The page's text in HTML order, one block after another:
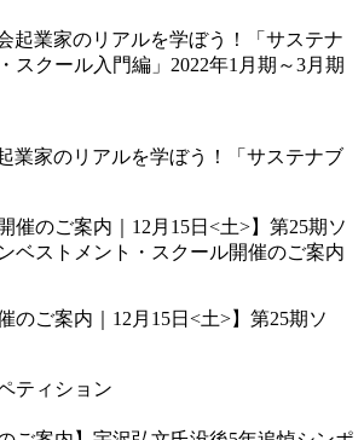
業家のリアルを学ぼう！「サステナブ
のご案内｜12月15日<土>】第25期ソ
ティション